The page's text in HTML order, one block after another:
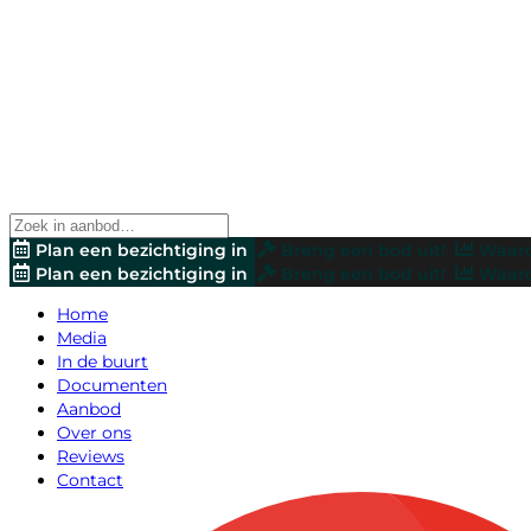
Plan een bezichtiging in Breng een bod uit!
Plan een bezichtiging in
Breng een bod uit!
Home
Media
In de buurt
Documenten
Aanbod
Over ons
Reviews
Contact